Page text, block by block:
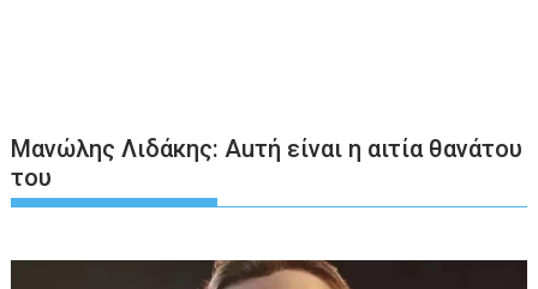
Μανώλης Λιδάκης: Auτή είναι η αιτία θανάτου
του